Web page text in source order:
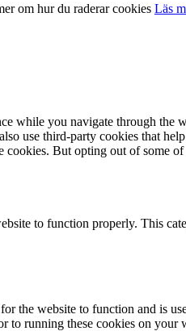
om hur du raderar cookies Läs
while you navigate through the
use third-party cookies that
cookies. But opting out of some
to function properly. This
the website to function and is
to running these cookies on your